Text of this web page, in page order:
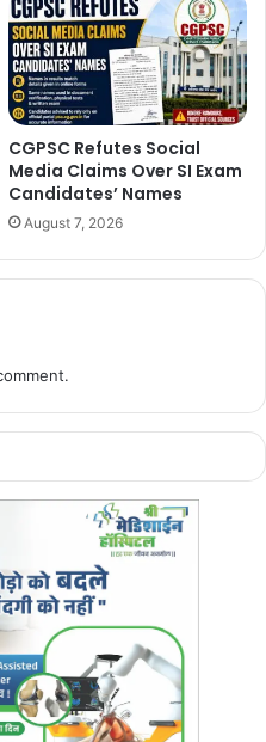
CGPSC Refutes Social
Media Claims Over SI Exam
Candidates’ Names
August 7, 2026